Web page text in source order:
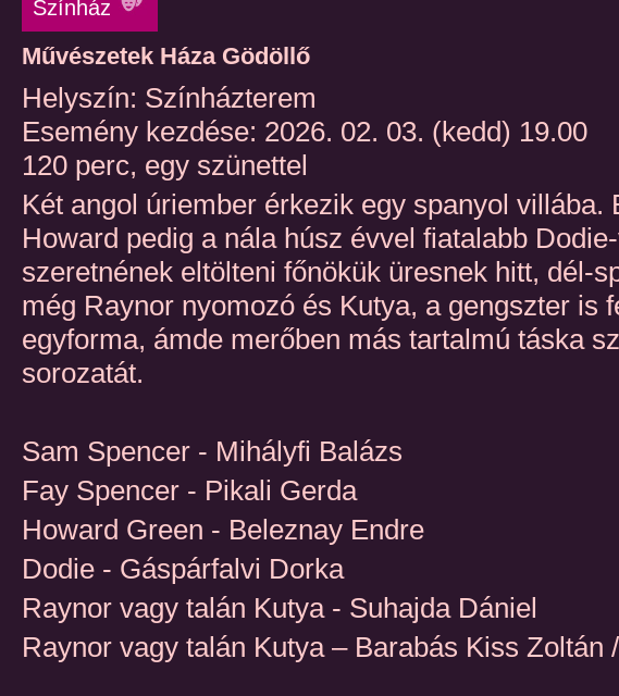
Színház
Művészetek Háza Gödöllő
Helyszín: Színházterem
Esemény kezdése: 2026. 02. 03. (kedd) 19.00
120 perc, egy szünettel
Két angol úriember érkezik egy spanyol
Howard pedig a nála húsz évvel fiatalabb
szeretnének eltölteni főnökük üresnek hitt, dél-
még Raynor nyomozó és Kutya, a gengszter is
egyforma, ámde merőben más tartalmú táska
sorozatát.
Sam Spencer - Mihályfi Balázs
Fay Spencer - Pikali Gerda
Howard Green - Beleznay Endre
Dodie - Gáspárfalvi Dorka
Raynor vagy talán Kutya - Suhajda Dániel
Raynor vagy talán Kutya – Barabás Kiss Zoltán